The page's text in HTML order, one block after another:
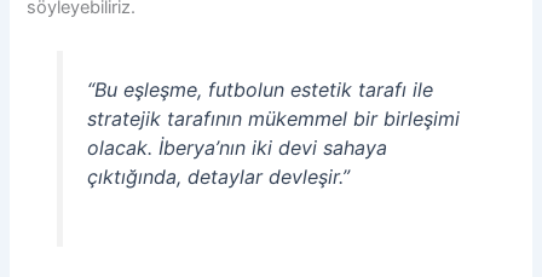
söyleyebiliriz.
“Bu eşleşme, futbolun estetik tarafı ile
stratejik tarafının mükemmel bir birleşimi
olacak. İberya’nın iki devi sahaya
çıktığında, detaylar devleşir.”